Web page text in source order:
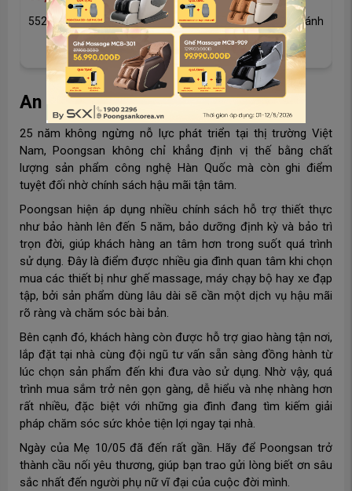
5526 Lượt bán So sánh
An tâm trọn vẹn với dịch vụ hậu mãi
25 năm không ngừng nỗ lực phát triển tại thị trường Việt
Nam, Poongsan không chỉ khẳng định vị thế bằng chất
lượng sản phẩm công nghệ Hàn Quốc mà còn ghi điểm
tuyệt đối nhờ chính sách hậu mãi tận tâm.
Poongsan hiện áp dụng nhiều chính sách hỗ trợ thiết thực
như bảo hành lên đến 5 năm, bảo dưỡng định kỳ và bảo trì
trọn đời, giúp khách hàng an tâm hơn trong suốt quá trình
sử dụng. Đây là điểm được nhiều gia đình quan tâm khi chọn
mua các thiết bị như ghế massage, máy chạy bộ hay xe đạp
tập, bởi sản phẩm dùng lâu dài sẽ cần một dịch vụ hậu mãi
rõ ràng và chăm sóc bài bản.
Bên cạnh đó, khách hàng còn được hỗ trợ giao hàng tận nơi,
lắp đặt tại nhà cùng đội ngũ tư vấn sẵn sàng đồng hành từ
lúc chọn sản phẩm đến khi đưa vào sử dụng. Nhờ vậy, quá
trình mua sắm trở nên gọn gàng, dễ hiểu và nhẹ nhàng hơn
rất nhiều, đặc biệt với những gia đình đang tìm kiếm giải
pháp chăm sóc sức khỏe tiện lợi ngay tại nhà.
Ngày của Mẹ 10/05 đã đến rất gần. Hãy để Poongsan trở
thành cầu nối yêu thương, giúp bạn trao gửi lòng biết ơn sâu
sắc nhất đến người phụ nữ vĩ đại của cuộc đời mình.